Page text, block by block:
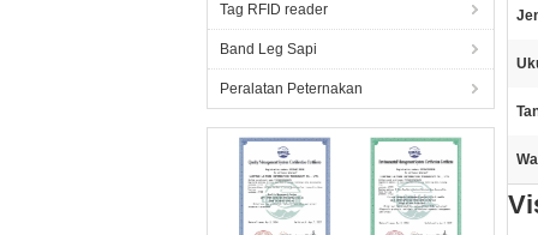
Tag RFID reader
Band Leg Sapi
Peralatan Peternakan